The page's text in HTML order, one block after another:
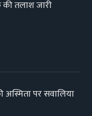
तलाश जारी
अस्मिता पर सवालिया